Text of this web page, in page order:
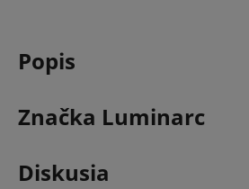
Popis
Značka Luminarc
Diskusia